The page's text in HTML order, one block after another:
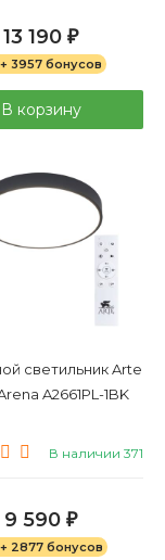
13 190 ₽
+ 3957 бонусов
В корзину
светильник Arte
A2661PL-1BK
В наличии 371
9 590 ₽
+ 2877 бонусов